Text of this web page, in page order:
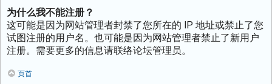
为什么我不能注册？
这可能是因为网站管理者封禁了您所在的 IP 地址或禁止了您
试图注册的用户名。也可能是因为网站管理者禁止了新用户
注册。需要更多的信息请联络论坛管理员。
页首